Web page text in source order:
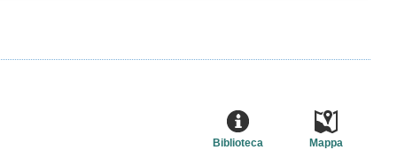
Mappa
Biblioteca